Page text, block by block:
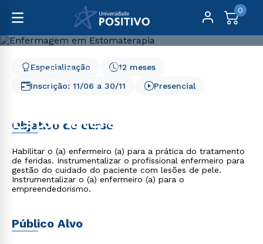
0
Pós-Graduação
Saúde
Enfermagem em Estomaterapia
Estomaterapia
12 meses
Especialização
Presencial
Inscrição: 11/06 a 30/11
Objetivo do curso
Habilitar o (a) enfermeiro (a) para a prática do tratamento
de feridas. Instrumentalizar o profissional enfermeiro para
gestão do cuidado do paciente com lesões de pele.
Instrumentalizar o (a) enfermeiro (a) para o
empreendedorismo.
Público Alvo